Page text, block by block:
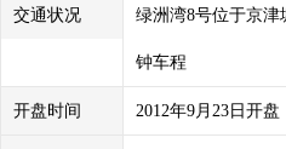
交通状况 绿洲湾8号位于京
钟车程
开盘时间 2012年9月23日开盘